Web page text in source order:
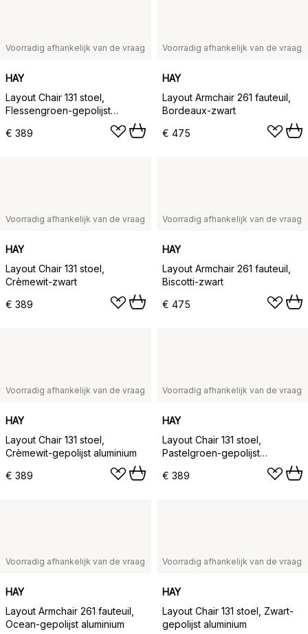
Voorradig afhankelijk van de vraag
HAY
Layout Chair 131 stoel,
Flessengroen-gepolijst
€ 389
Voorradig afhankelijk van de vraag
HAY
Layout Armchair 261 fauteuil,
Bordeaux-zwart
€ 475
Voorradig afhankelijk van de vraag
HAY
Layout Chair 131 stoel,
Crèmewit-zwart
€ 389
Voorradig afhankelijk van de vraag
HAY
Layout Armchair 261 fauteuil,
Biscotti-zwart
€ 475
Voorradig afhankelijk van de vraag
HAY
Layout Chair 131 stoel,
Crèmewit-gepolijst aluminium
€ 389
Voorradig afhankelijk van de vraag
HAY
Layout Chair 131 stoel,
Pastelgroen-gepolijst
€ 389
Voorradig afhankelijk van de vraag
HAY
Layout Armchair 261 fauteuil,
Ocean-gepolijst aluminium
Voorradig afhankelijk van de vraag
HAY
Layout Chair 131 stoel, Zwart-
gepolijst aluminium